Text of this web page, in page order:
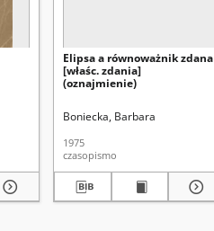
Elipsa a równoważnik zdana
[właśc. zdania]
(oznajmienie)
Boniecka, Barbara
1975
czasopismo